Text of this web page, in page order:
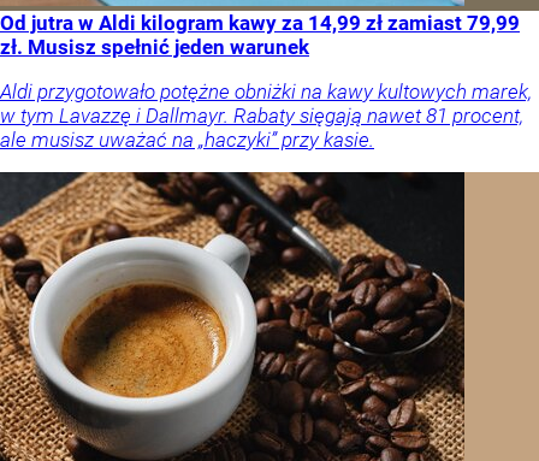
Od jutra w Aldi kilogram kawy za 14,99 zł zamiast 79,99
zł. Musisz spełnić jeden warunek
Aldi przygotowało potężne obniżki na kawy kultowych marek,
w tym Lavazzę i Dallmayr. Rabaty sięgają nawet 81 procent,
ale musisz uważać na „haczyki” przy kasie.